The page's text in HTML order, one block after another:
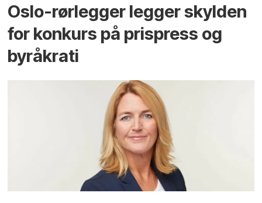
Oslo-rørlegger legger skylden
for konkurs på prispress og
byråkrati